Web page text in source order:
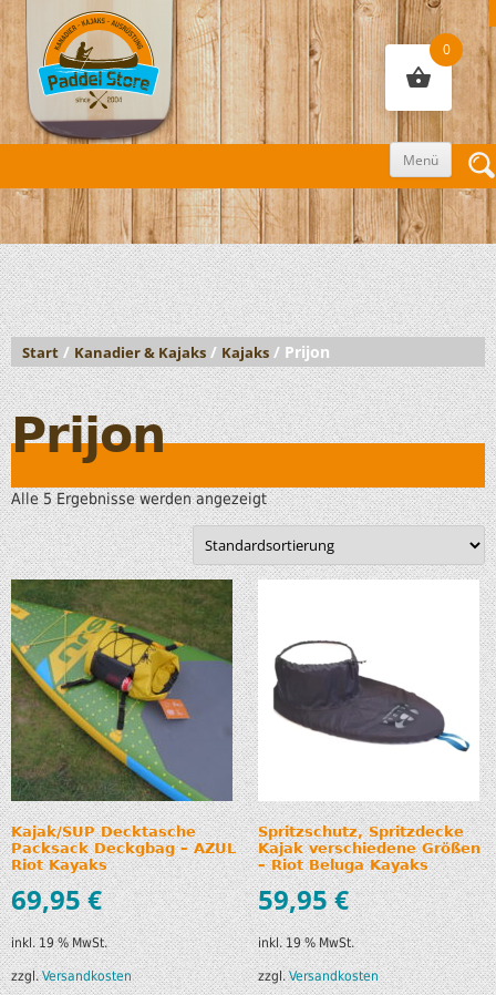
Menü
Zum
Inhalt
Start / Kanadier & Kajaks / Kajaks / Prijon
Prijon
Alle 5 Ergebnisse werden angezeigt
Kajak/SUP Decktasche
Packsack Deckgbag – AZUL
Riot Kayaks
69,95€
inkl. 19 % MwSt.
zzgl.Versandkosten
Spritzschutz, Spritzdecke
Kajak verschiedene Größen
– Riot Beluga Kayaks
59,95€
inkl. 19 % MwSt.
zzgl.Versandkosten
0